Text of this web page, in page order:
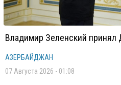
Владимир Зеленский принял
АЗЕРБАЙДЖАН
07 Августа 2026 - 01:08